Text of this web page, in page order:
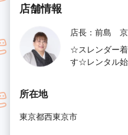
店舗情報
店長：前島 京
☆スレンダー
す☆レンタル
所在地
東京都西東京市